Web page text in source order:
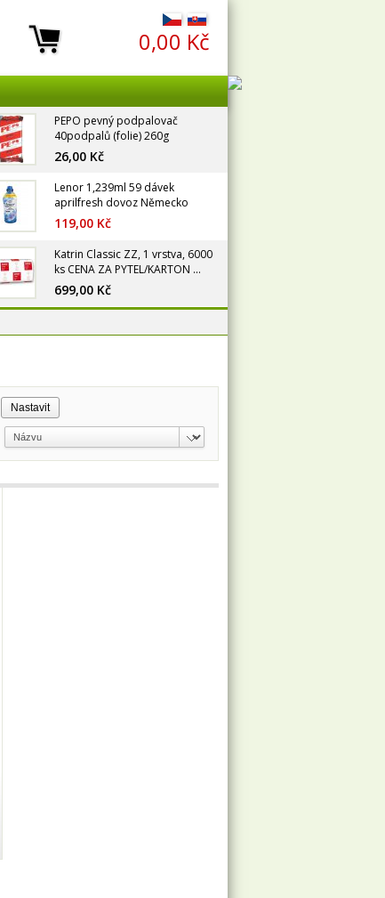
0,00 Kč
PEPO pevný podpalovač
40podpalů (folie) 260g
26,00 Kč
Lenor 1,239ml 59 dávek
aprilfresh dovoz Německo
119,00 Kč
Katrin Classic ZZ, 1 vrstva, 6000
ks CENA ZA PYTEL/KARTON ...
699,00 Kč